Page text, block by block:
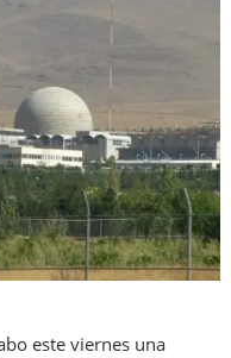
este viernes una